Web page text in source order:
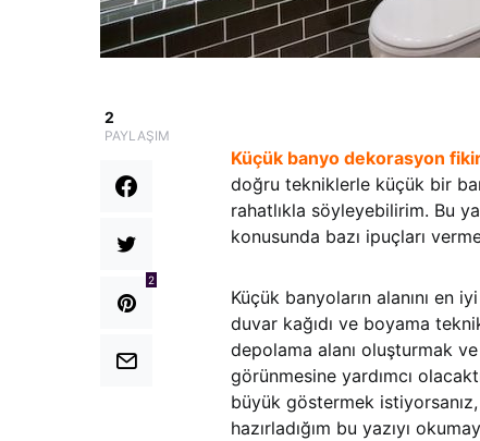
2
PAYLAŞIM
2
Küçük banyo dekorasyon
doğru tekniklerle küçük bir
rahatlıkla söyleyebilirim. Bu
konusunda bazı ipuçları
Küçük banyoların alanını en
duvar kağıdı ve boyama
depolama alanı oluşturmak
görünmesine yardımcı
büyük göstermek istiyorsanız,
hazırladığım bu yazıyı